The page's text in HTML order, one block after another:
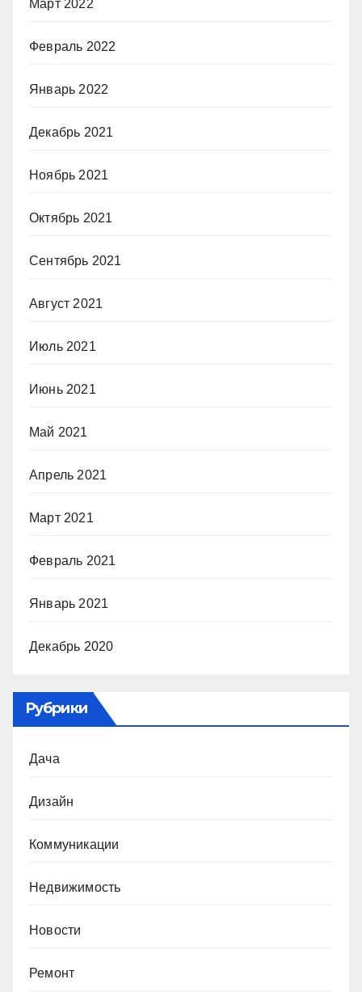
Март 2022
Февраль 2022
Январь 2022
Декабрь 2021
Ноябрь 2021
Октябрь 2021
Сентябрь 2021
Август 2021
Июль 2021
Июнь 2021
Май 2021
Апрель 2021
Март 2021
Февраль 2021
Январь 2021
Декабрь 2020
Рубрики
Дача
Дизайн
Коммуникации
Недвижимость
Новости
Ремонт